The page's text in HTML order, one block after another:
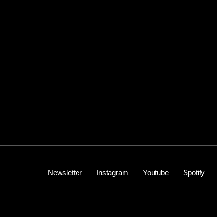
Newsletter Instagram Youtube Spotify